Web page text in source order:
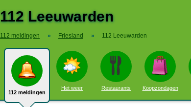
112 Leeuwarden
112 meldingen » Friesland » 112 Leeuwarden
112 meldingen
Het weer Restaurants Koopzondagen